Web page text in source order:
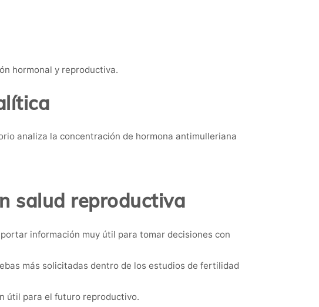
hormonal y reproductiva.
analiza la concentración de hormona antimulleriana
salud reproductiva
información muy útil para tomar decisiones con
más solicitadas dentro de los estudios de fertilidad
útil para el futuro reproductivo.